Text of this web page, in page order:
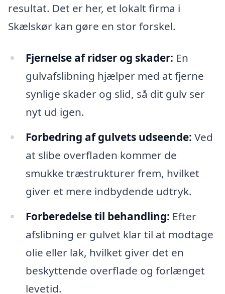
resultat. Det er her, et lokalt firma i
Skælskør kan gøre en stor forskel.
Fjernelse af ridser og skader: En
gulvafslibning hjælper med at fjerne
synlige skader og slid, så dit gulv ser
nyt ud igen.
Forbedring af gulvets udseende: Ved
at slibe overfladen kommer de
smukke træstrukturer frem, hvilket
giver et mere indbydende udtryk.
Forberedelse til behandling: Efter
afslibning er gulvet klar til at modtage
olie eller lak, hvilket giver det en
beskyttende overflade og forlænget
levetid.